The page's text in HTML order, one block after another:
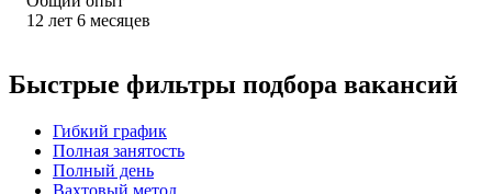
12 лет 6 месяцев
Быстрые фильтры подбора вакансий
Гибкий график
Полная занятость
Полный день
Вахтовый метод